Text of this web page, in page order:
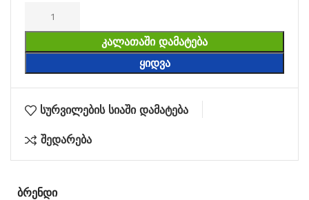
ᲙᲐᲚᲐᲗᲐᲨᲘ ᲓᲐᲛᲐᲢᲔᲑᲐ
ᲧᲘᲓᲕᲐ
სურვილების სიაში დამატება
შედარება
ᲑᲠᲔᲜᲓᲘ